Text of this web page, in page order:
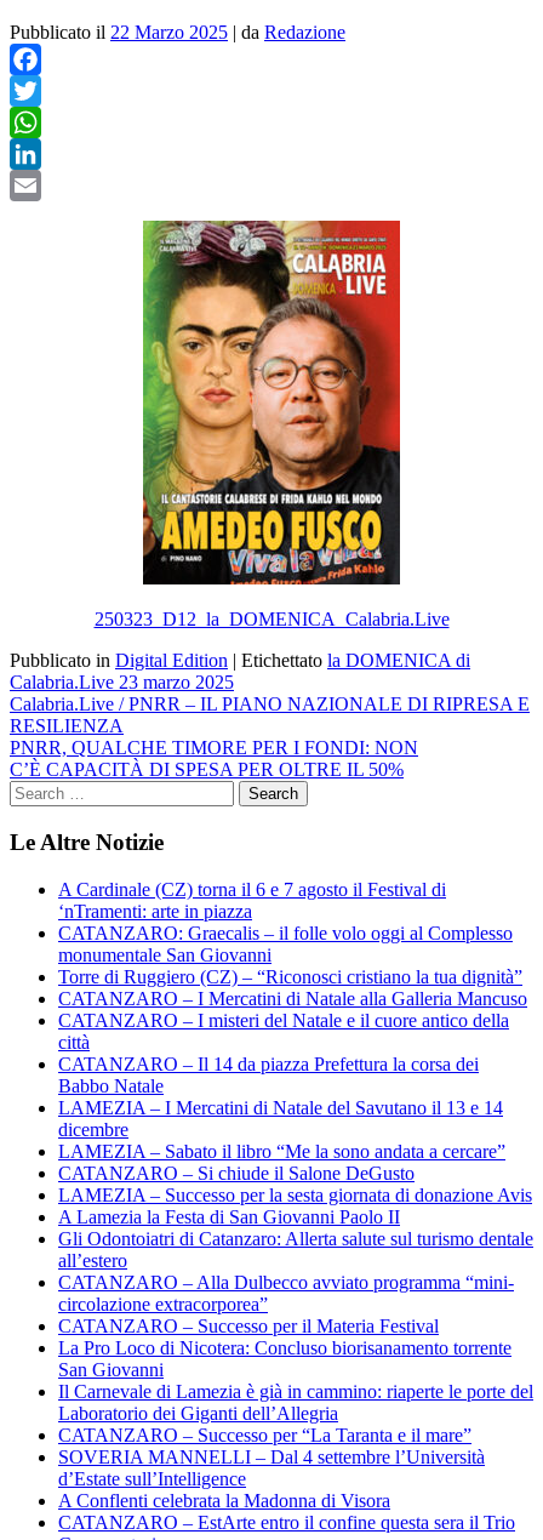
Pubblicato il 22 Marzo 2025 | da Redazione
Facebook
Twitter
WhatsApp
LinkedIn
250323_D12_la_DOMENICA_Calabria.Live
Pubblicato in Digital Edition | Etichettato la DOMENICA di
Calabria.Live 23 marzo 2025
Navigazione
articoli
Calabria.Live / PNRR – IL PIANO NAZIONALE DI RIPRESA E
RESILIENZA
PNRR, QUALCHE TIMORE PER I FONDI: NON
C’È CAPACITÀ DI SPESA PER OLTRE IL 50%
Le Altre Notizie
A Cardinale (CZ) torna il 6 e 7 agosto il Festival di
‘nTramenti: arte in piazza
CATANZARO: Graecalis – il folle volo oggi al Complesso
monumentale San Giovanni
Torre di Ruggiero (CZ) – “Riconosci cristiano la tua dignità”
CATANZARO – I Mercatini di Natale alla Galleria Mancuso
CATANZARO – I misteri del Natale e il cuore antico della
città
CATANZARO – Il 14 da piazza Prefettura la corsa dei
Babbo Natale
LAMEZIA – I Mercatini di Natale del Savutano il 13 e 14
dicembre
LAMEZIA – Sabato il libro “Me la sono andata a cercare”
CATANZARO – Si chiude il Salone DeGusto
LAMEZIA – Successo per la sesta giornata di donazione Avis
A Lamezia la Festa di San Giovanni Paolo II
Gli Odontoiatri di Catanzaro: Allerta salute sul turismo dentale
all’estero
CATANZARO – Alla Dulbecco avviato programma “mini-
circolazione extracorporea”
CATANZARO – Successo per il Materia Festival
La Pro Loco di Nicotera: Concluso biorisanamento torrente
San Giovanni
Il Carnevale di Lamezia è già in cammino: riaperte le porte del
Laboratorio dei Giganti dell’Allegria
CATANZARO – Successo per “La Taranta e il mare”
SOVERIA MANNELLI – Dal 4 settembre l’Università
d’Estate sull’Intelligence
A Conflenti celebrata la Madonna di Visora
CATANZARO – EstArte entro il confine questa sera il Trio